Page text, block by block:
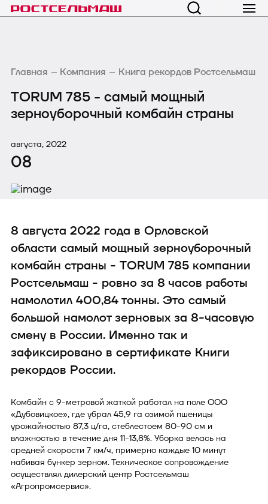
Главная Компания Книга рекордов Ростсельмаш
TORUM 785 - cамый мощный
зерноуборочный комбайн страны
августа, 2022
08
8 августа 2022 года в Орловской
области самый мощный зерноуборочный
комбайн страны - TORUM 785 компании
Ростсельмаш - ровно за 8 часов работы
намолотил 400,84 тонны. Это самый
большой намолот зерновых за 8-часовую
смену в России. Именно так и
зафиксировано в сертификате Книги
рекордов России.
Комбайн с 9-метровой жаткой работал на поле ООО
«Дубовицкое», где убрал 45,9 га озимой пшеницы
урожайностью 87,3 ц/га, стеблестоем 80-90 см и
влажностью в течение дня 11-13,8%. Уборка велась на
средней скорости 7 км/ч, примерно каждые 10 минут
набивая бункер зерном. Техническое сопровождение
осуществлял дилерский центр Ростсельмаш
«Агропромсервис».